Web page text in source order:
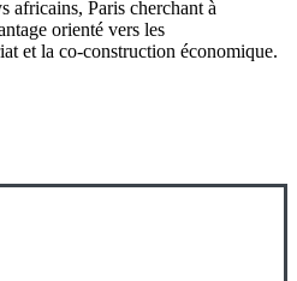
africains, Paris cherchant à
orienté vers les
et la co-construction économique.